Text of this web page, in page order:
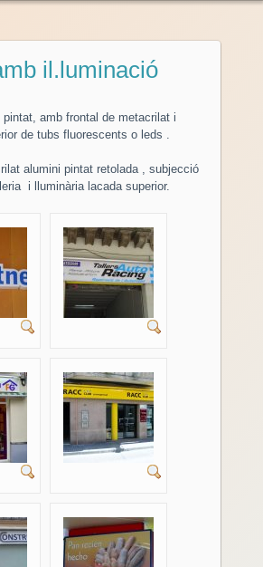
il.luminació
pintat, amb frontal de metacrilat i
de tubs fluorescents o leds .
alumini pintat retolada , subjecció
i lluminària lacada superior.